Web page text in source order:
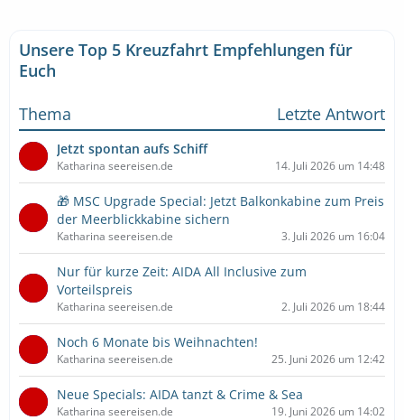
Unsere Top 5 Kreuzfahrt Empfehlungen für
Euch
Thema
Letzte Antwort
Jetzt spontan aufs Schiff
Katharina seereisen.de 14. Juli 2026 um 14:48
🎁 MSC Upgrade Special: Jetzt Balkonkabine zum Preis
der Meerblickkabine sichern
Katharina seereisen.de 3. Juli 2026 um 16:04
Nur für kurze Zeit: AIDA All Inclusive zum
Vorteilspreis
Katharina seereisen.de 2. Juli 2026 um 18:44
Noch 6 Monate bis Weihnachten!
Katharina seereisen.de 25. Juni 2026 um 12:42
Neue Specials: AIDA tanzt & Crime & Sea
Katharina seereisen.de 19. Juni 2026 um 14:02